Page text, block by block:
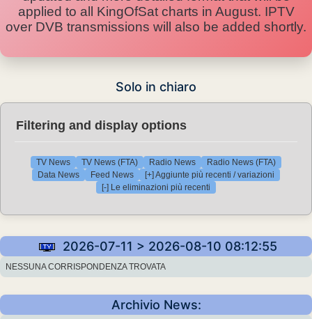
applied to all KingOfSat charts in August. IPTV
over DVB transmissions will also be added shortly.
Solo in chiaro
Filtering and display options
TV News TV News (FTA) Radio News
Radio News (FTA)
Data News
Feed News
[+] Aggiunte più recenti / variazioni
[-] Le eliminazioni più recenti
2026-07-11 > 2026-08-10 08:12:55
NESSUNA CORRISPONDENZA TROVATA
Archivio News: